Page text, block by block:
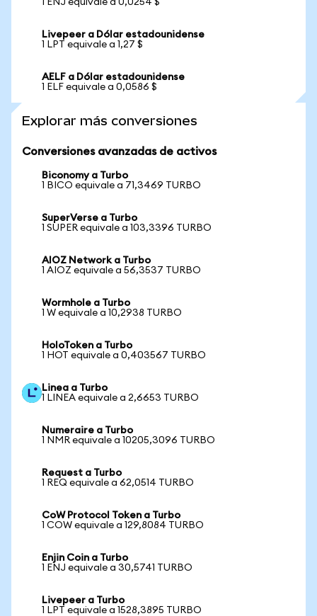
1 ENJ equivale a 0,0254 $
Livepeer a Dólar estadounidense
1 LPT equivale a 1,27 $
AELF a Dólar estadounidense
1 ELF equivale a 0,0586 $
Explorar más conversiones
Conversiones avanzadas de activos
Biconomy a Turbo
1 BICO equivale a 71,3469 TURBO
SuperVerse a Turbo
1 SUPER equivale a 103,3396 TURBO
AIOZ Network a Turbo
1 AIOZ equivale a 56,3537 TURBO
Wormhole a Turbo
1 W equivale a 10,2938 TURBO
HoloToken a Turbo
1 HOT equivale a 0,403567 TURBO
Linea a Turbo
1 LINEA equivale a 2,6653 TURBO
Numeraire a Turbo
1 NMR equivale a 10205,3096 TURBO
Request a Turbo
1 REQ equivale a 62,0514 TURBO
CoW Protocol Token a Turbo
1 COW equivale a 129,8084 TURBO
Enjin Coin a Turbo
1 ENJ equivale a 30,5741 TURBO
Livepeer a Turbo
1 LPT equivale a 1528,3895 TURBO